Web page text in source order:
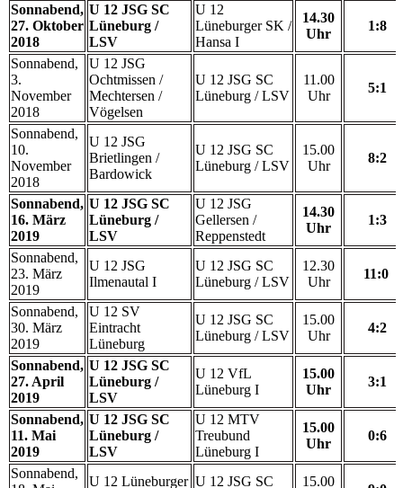
Sonnabend,
27. Oktober
2018
U 12 JSG SC
Lüneburg /
LSV
U 12
Lüneburger SK /
Hansa I
14.30
Uhr
1:8
Sonnabend,
3.
November
2018
U 12 JSG
Ochtmissen /
Mechtersen /
Vögelsen
U 12 JSG SC
Lüneburg / LSV
11.00
Uhr
5:1
Sonnabend,
10.
November
2018
U 12 JSG
Brietlingen /
Bardowick
U 12 JSG SC
Lüneburg / LSV
15.00
Uhr
8:2
Sonnabend,
16. März
2019
U 12 JSG SC
Lüneburg /
LSV
U 12 JSG
Gellersen /
Reppenstedt
14.30
Uhr
1:3
Sonnabend,
23. März
2019
U 12 JSG
Ilmenautal I
U 12 JSG SC
Lüneburg / LSV
12.30
Uhr
11:0
Sonnabend,
30. März
2019
U 12 SV
Eintracht
Lüneburg
U 12 JSG SC
Lüneburg / LSV
15.00
Uhr
4:2
Sonnabend,
27. April
2019
U 12 JSG SC
Lüneburg /
LSV
U 12 VfL
Lüneburg I
15.00
Uhr
3:1
Sonnabend,
11. Mai
2019
U 12 JSG SC
Lüneburg /
LSV
U 12 MTV
Treubund
Lüneburg I
15.00
Uhr
0:6
Sonnabend,
U 12 Lüneburger U 12 JSG SC 15.00